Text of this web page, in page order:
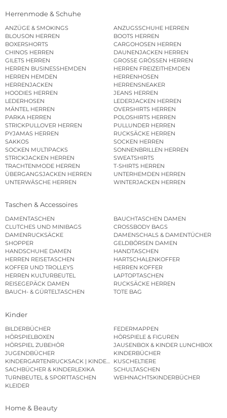
Herrenmode & Schuhe
ANZÜGE & SMOKINGS
ANZUGSSCHUHE HERREN
BLOUSON HERREN
BOOTS HERREN
BOXERSHORTS
CARGOHOSEN HERREN
CHINOS HERREN
DAUNENJACKEN HERREN
GILETS HERREN
GROSSE GRÖSSEN HERREN
HERREN BUSINESSHEMDEN
HERREN FREIZEITHEMDEN
HERREN HEMDEN
HERRENHOSEN
HERRENJACKEN
HERRENSNEAKER
HOODIES HERREN
JEANS HERREN
LEDERHOSEN
LEDERJACKEN HERREN
MÄNTEL HERREN
OVERSHIRTS HERREN
PARKA HERREN
POLOSHIRTS HERREN
STRICKPULLOVER HERREN
PULLUNDER HERREN
PYJAMAS HERREN
RUCKSÄCKE HERREN
SAKKOS
SOCKEN HERREN
SOCKEN MULTIPACKS
SONNENBRILLEN HERREN
STRICKJACKEN HERREN
SWEATSHIRTS
TRACHTENMODE HERREN
T-SHIRTS HERREN
ÜBERGANGSJACKEN HERREN
UNTERHEMDEN HERREN
UNTERWÄSCHE HERREN
WINTERJACKEN HERREN
Taschen & Accessoires
DAMENTASCHEN
BAUCHTASCHEN DAMEN
CLUTCHES UND MINIBAGS
CROSSBODY BAGS
DAMENRUCKSÄCKE
DAMENSCHALS & DAMENTÜCHER
SHOPPER
GELDBÖRSEN DAMEN
HANDSCHUHE DAMEN
HANDTASCHEN
HERREN REISETASCHEN
HARTSCHALENKOFFER
KOFFER UND TROLLEYS
HERREN KOFFER
HERREN KULTURBEUTEL
LAPTOPTASCHEN
REISEGEPÄCK DAMEN
RUCKSÄCKE HERREN
BAUCH- & GÜRTELTASCHEN
TOTE BAG
Kinder
BILDERBÜCHER
FEDERMAPPEN
HÖRSPIELBOXEN
HÖRSPIELE & FIGUREN
HÖRSPIEL ZUBEHÖR
JAUSENBOX & KINDER LUNCHBOX
JUGENDBÜCHER
KINDERBÜCHER
KINDERGARTENRUCKSACK | KINDERGARTENBEUTEL
KUSCHELTIERE
SACHBÜCHER & KINDERLEXIKA
SCHULTASCHEN
TURNBEUTEL & SPORTTASCHEN
WEIHNACHTSKINDERBÜCHER
KLEIDER
Home & Beauty